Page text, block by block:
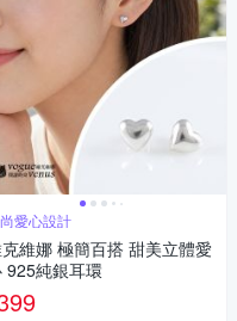
愛心設計
維娜 極簡百搭 甜美立體愛
925純銀耳環